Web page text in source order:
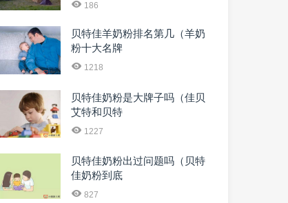
186
贝特佳羊奶粉排名第几（羊奶
粉十大名牌
1218
贝特佳奶粉是大牌子吗（佳贝
艾特和贝特
1227
贝特佳奶粉出过问题吗（贝特
佳奶粉到底
827